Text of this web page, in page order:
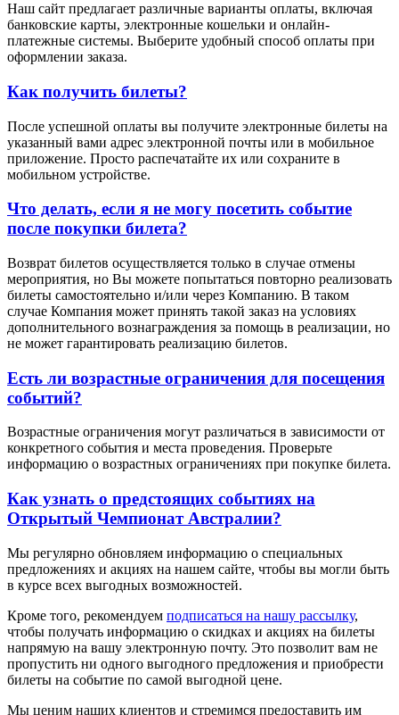
Наш сайт предлагает различные варианты оплаты, включая
банковские карты, электронные кошельки и онлайн-
платежные системы. Выберите удобный способ оплаты при
оформлении заказа.
Как получить билеты?
После успешной оплаты вы получите электронные билеты на
указанный вами адрес электронной почты или в мобильное
приложение. Просто распечатайте их или сохраните в
мобильном устройстве.
Что делать, если я не могу посетить событие
после покупки билета?
Возврат билетов осуществляется только в случае отмены
мероприятия, но Вы можете попытаться повторно реализовать
билеты самостоятельно и/или через Компанию. В таком
случае Компания может принять такой заказ на условиях
дополнительного вознаграждения за помощь в реализации, но
не может гарантировать реализацию билетов.
Есть ли возрастные ограничения для посещения
событий?
Возрастные ограничения могут различаться в зависимости от
конкретного события и места проведения. Проверьте
информацию о возрастных ограничениях при покупке билета.
Как узнать о предстоящих событиях на
Открытый Чемпионат Австралии?
Мы регулярно обновляем информацию о специальных
предложениях и акциях на нашем сайте, чтобы вы могли быть
в курсе всех выгодных возможностей.
Кроме того, рекомендуем подписаться на нашу рассылку,
чтобы получать информацию о скидках и акциях на билеты
напрямую на вашу электронную почту. Это позволит вам не
пропустить ни одного выгодного предложения и приобрести
билеты на событие по самой выгодной цене.
Мы ценим наших клиентов и стремимся предоставить им